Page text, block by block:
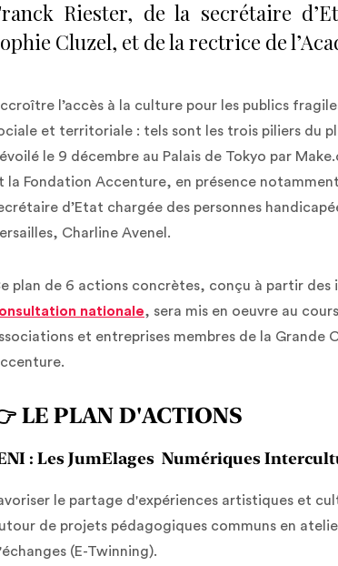
Riester, de la secrétaire
Cluzel, et de la rectrice de
l’accès à la culture pour les publics
et territoriale : tels sont les trois piliers du
le 9 décembre au Palais de Tokyo par
la Fondation Accenture, en présence
d’Etat chargée des personnes
Charline Avenel.
plan de 6 actions concrètes, conçu à partir des
nationale, sera mis en oeuvre au
et entreprises membres de la Grande
LE PLAN D'ACTIONS
: Les JumElages Numériques
le partage d'expériences artistiques et
de projets pédagogiques communs en
(E-Twinning).